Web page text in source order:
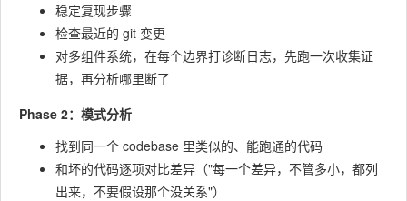
稳定复现步骤
检查最近的 git 变更
对多组件系统，在每个边界打诊断日志，先跑一次收集证
据，再分析哪里断了
Phase 2：模式分析
找到同一个 codebase 里类似的、能跑通的代码
和坏的代码逐项对比差异（"每一个差异，不管多小，都列
出来，不要假设那个没关系"）